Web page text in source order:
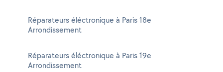
Réparateurs éléctronique à Paris 18e
Arrondissement
Réparateurs éléctronique à Paris 19e
Arrondissement